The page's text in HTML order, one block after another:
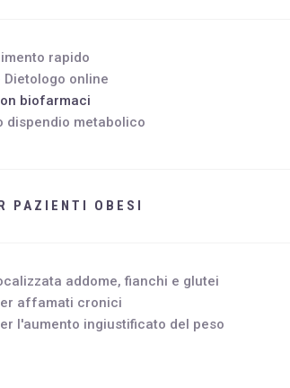
rapido
Dietologo online
biofarmaci
dispendio metabolico
PAZIENTI OBESI
addome, fianchi e glutei
affamati cronici
l'aumento ingiustificato del peso